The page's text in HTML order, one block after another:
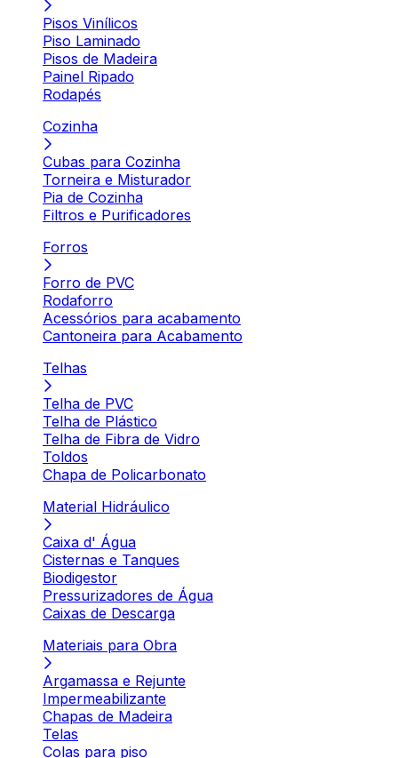
Pisos Vinílicos
Piso Laminado
Pisos de Madeira
Painel Ripado
Rodapés
Cozinha
Cubas para Cozinha
Torneira e Misturador
Pia de Cozinha
Filtros e Purificadores
Forros
Forro de PVC
Rodaforro
Acessórios para acabamento
Cantoneira para Acabamento
Telhas
Telha de PVC
Telha de Plástico
Telha de Fibra de Vidro
Toldos
Chapa de Policarbonato
Material Hidráulico
Caixa d' Água
Cisternas e Tanques
Biodigestor
Pressurizadores de Água
Caixas de Descarga
Materiais para Obra
Argamassa e Rejunte
Impermeabilizante
Chapas de Madeira
Telas
Colas para piso